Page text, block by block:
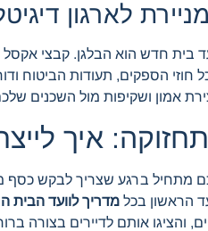
לארגון
בית חדש הוא הבלגן. קבצי אקסל
חוזי הספקים, תעודות הביטוח
אמון ושקיפות מול השכנים
איך
מתחיל ברגע שצריך לבקש כסף
הראשון בכל מדריך לוועד הבית
והציגו אותם לדיירים בצורה